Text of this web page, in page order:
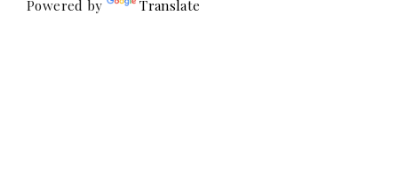
Powered by Translate